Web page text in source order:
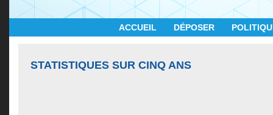
ACCUEIL DÉPOSER
STATISTIQUES SUR CINQ ANS